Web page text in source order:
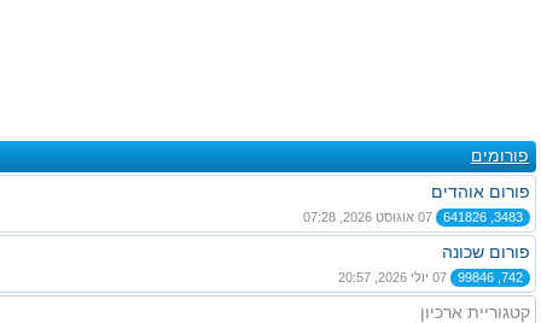
פורומים
פורום אוהדים
3483, 641826
פורום שכונה
742, 99846
קטגוריית ארכיון